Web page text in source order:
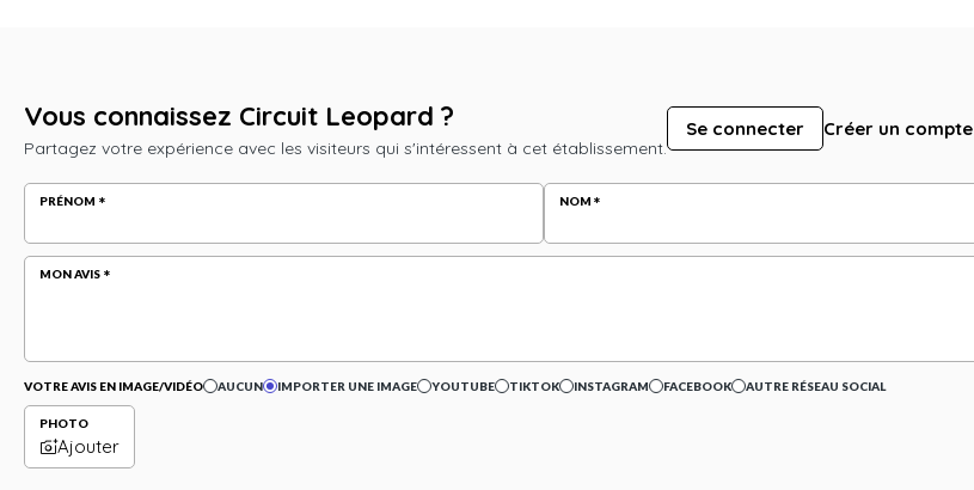
Vous connaissez Circuit Leopard ?
Partagez votre expérience avec les visiteurs qui s'intéressent à cet établissement.
Se connecter Créer un compte
PRÉNOM NOM
MON AVIS
VOTRE AVIS EN IMAGE/VIDÉO AUCUN IMPORTER UNE IMAGE YOUTUBE TIKTOK INSTAGRAM FACEBOOK AUTRE RÉSEAU SOCIAL
PHOTO
Ajouter